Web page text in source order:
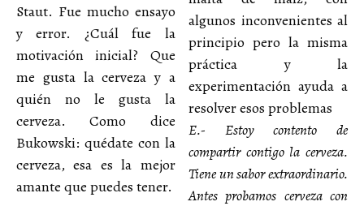
Staut. Fue mucho ensayo
y error. ¿Cuál fue la
motivación inicial? Que
me gusta la cerveza y a
quién no le gusta la
cerveza. Como dice
Bukowski: quédate con la
cerveza, esa es la mejor
amante que puedes tener.
algunos inconvenientes al
principio pero la misma
práctica y la
experimentación ayuda a
resolver esos problemas
E.- Estoy contento de
compartir contigo la cerveza.
Tiene un sabor extraordinario.
Antes probamos cerveza con